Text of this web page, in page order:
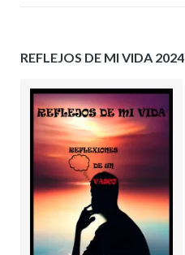
REFLEJOS DE MI VIDA 2024